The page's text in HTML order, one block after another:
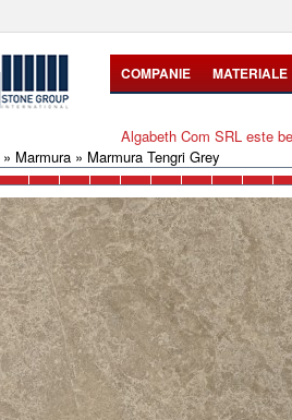
COMPANIE MATERIALE
Algabeth Com SRL este
» Marmura » Marmura Tengri Grey